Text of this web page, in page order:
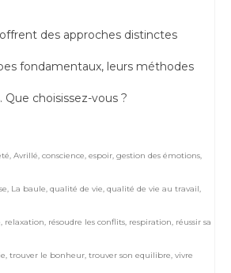
des approches distinctes
fondamentaux, leurs méthodes
choisissez-vous ?
, Avrillé, conscience, espoir, gestion des émotions,
, La baule, qualité de vie, qualité de vie au travail,
, relaxation, résoudre les conflits, respiration, réussir sa
, trouver le bonheur, trouver son equilibre, vivre